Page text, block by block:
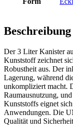
Beschreibung
Der 3 Liter Kanister
Kunststoff zeichnet
Robustheit aus. Der
Lagerung, während
unkompliziert macht.
Raumausnutzung,
Kunststoffs eignet
Anwendungen. Die
Qualität und